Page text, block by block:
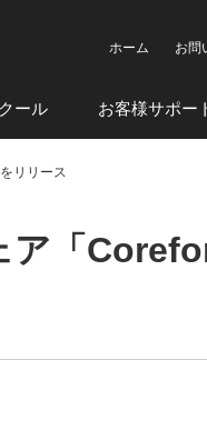
ホーム
お問
ール お客様サポー
リリース
「